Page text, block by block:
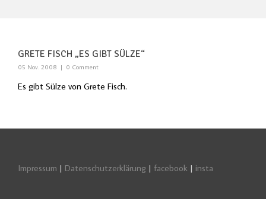
GRETE FISCH „ES GIBT SÜLZE“
05 Nov. 2008 | 0 Comment
Es gibt Sülze von Grete Fisch.
Impressum | Datenschutzerklärung | facebook | insta